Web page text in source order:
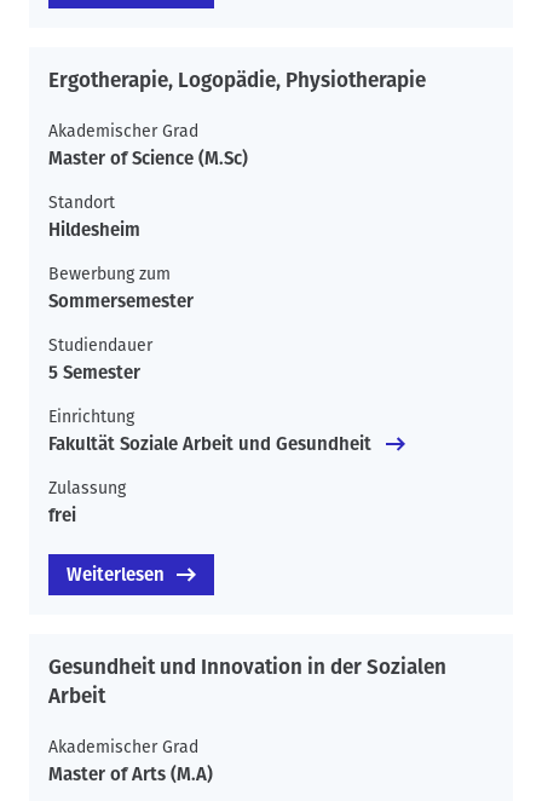
Ergotherapie, Logopädie, Physiotherapie
Akademischer Grad
Master of Science (M.Sc)
Standort
Hildesheim
Bewerbung zum
Sommersemester
Studiendauer
5 Semester
Einrichtung
Fakultät Soziale Arbeit und Gesundheit
Zulassung
frei
Weiterlesen
Gesundheit und Innovation in der Sozialen
Arbeit
Akademischer Grad
Master of Arts (M.A)